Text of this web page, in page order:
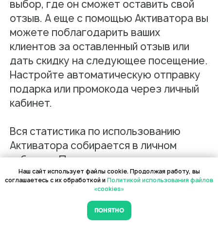
выбор, где он сможет оставить свой
отзыв. А еще с помощью Активатора вы
можете поблагодарить ваших
клиентов за оставленный отзыв или
дать скидку на следующее посещение.
Настройте автоматическую отправку
подарка или промокода через личный
кабинет.
Вся статистика по использованию
Активатора собирается в личном
кабинете Поинтера, и вы всегда
можете посмотреть данные за
определенный период или по
конкретным филиалам: сколько раз
зашли в Активатор, какие оценки
Заполнение данных
Актуальность данных
Контроль изменения данных
Фантомы для поиска дубликатов
Наш сайт использует файлы cookie. Продолжая работу, вы
соглашаетесь с их обработкой иПолитикой использования файлов
«cookies»
ПОНЯТНО